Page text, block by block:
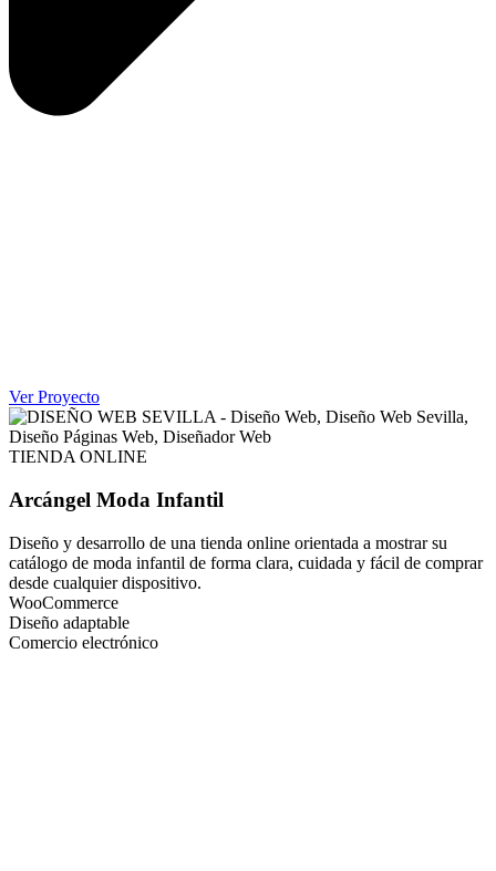
Ver Proyecto
TIENDA ONLINE
Arcángel Moda Infantil
Diseño y desarrollo de una tienda online orientada a mostrar su
catálogo de moda infantil de forma clara, cuidada y fácil de comprar
desde cualquier dispositivo.
WooCommerce
Diseño adaptable
Comercio electrónico